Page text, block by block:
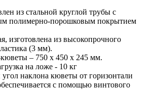
из стальной круглой трубы с
полимерно-порошковым покрытием
изготовлена из высокопрочного
(3 мм).
– 750 х 450 х 245 мм.
на ложе - 10 кг
наклона кюветы от горизонтали
с помощью винтового